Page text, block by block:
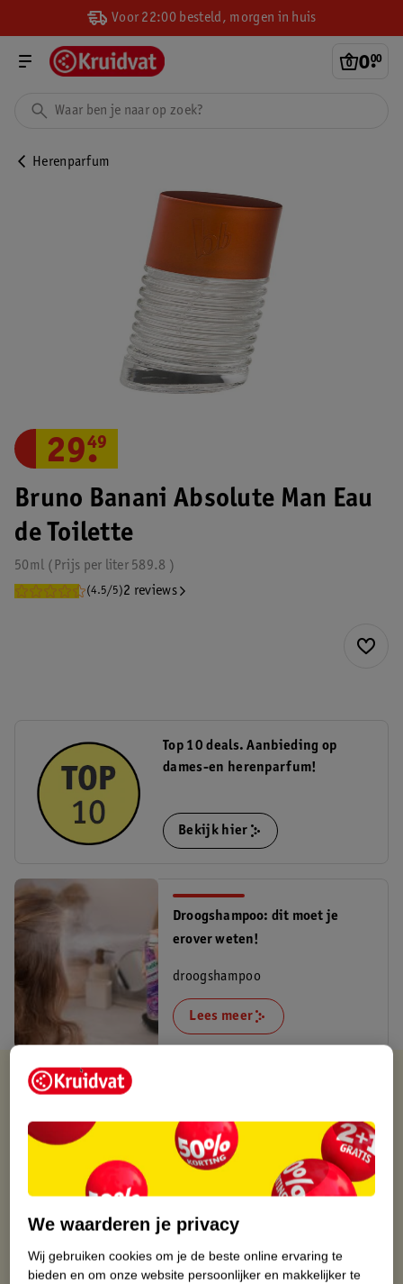
Voor 22:00 besteld, morgen in huis
0.
00
Herenparfum
Bruno Banani Absolute Man Eau
de Toilette
50ml 589.8
Prijs per liter
(4.5/5)2 reviews
29.
49
Top 10 deals. Aanbieding op
dames-en herenparfum!
Bekijk hier
Droogshampoo: dit moet je
erover weten!
droogshampoo
Lees meer
Kruidvat is altijd voordelig
Gratis ophalen in de winkel
Op werkdagen voor 22:00 uur besteld, volgende dag in huis
Gratis thuisbezorgd vanaf 50.00
Gratis retourneren binnen 30 dagen
We waarderen je privacy
Wij gebruiken cookies om je de beste online ervaring te
bieden en om onze website persoonlijker en makkelijker te